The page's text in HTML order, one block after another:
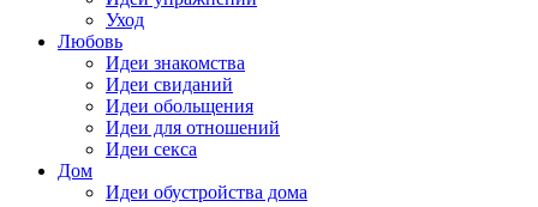
Уход
Любовь
Идеи знакомства
Идеи свиданий
Идеи обольщения
Идеи для отношений
Идеи секса
Дом
Идеи обустройства дома